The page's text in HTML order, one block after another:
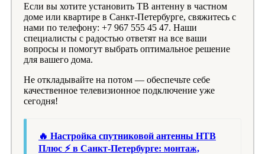
Если вы хотите установить ТВ антенну в частном
доме или квартире в Санкт-Петербурге, свяжитесь с
нами по телефону: +7 967 555 45 47. Наши
специалисты с радостью ответят на все ваши
вопросы и помогут выбрать оптимальное решение
для вашего дома.
Не откладывайте на потом — обеспечьте себе
качественное телевизионное подключение уже
сегодня!
🔥 Настройка спутниковой антенны НТВ
Плюс ⚡️ в Санкт-Петербурге: монтаж,